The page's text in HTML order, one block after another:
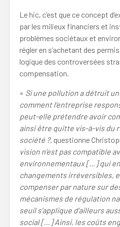
Le hic, c’est que ce concept
par les milieux financiers et
problèmes sociétaux et
régler en s’achetant des permis
logique des controversées
compensation.
« Si une pollution a détruit
comment l’entreprise
peut-elle prétendre avoir
ainsi être quitte vis-à-vis du
société ?, questionne
vision n’est pas compatible
environnementaux […] qui
changements irréversibles,
compenser par nature sur
mécanismes de régulation
seuil s’applique d’ailleurs
social […] Ainsi, les coûts